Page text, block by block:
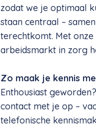
zodat we je optimaal
staan centraal –
terechtkomt. Met
arbeidsmarkt in zorg
Zo maak je kennis
Enthousiast
contact met je op –
telefonische